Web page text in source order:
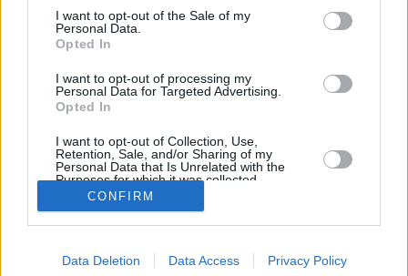
I want to opt-out of the Sale of my
Personal Data.
Opted In
I want to opt-out of processing my
Personal Data for Targeted Advertising.
Opted In
I want to opt-out of Collection, Use,
Retention, Sale, and/or Sharing of my
Personal Data that Is Unrelated with the
Purposes for which it was collected.
Opted InCONFIRM
Data Deletion Data Access Privacy Policy
tavallisina päivinä on minäkin vuonna liikkunut.
Hetkellisesti Saarenmaalla on silti koettu tätäkin
Esimerkiksi vuoden 2010 marraskuussa lämpötila käväisi
alimmillaan -12 asteessa ja toisaalta vuonna 2008
marraskuussa hätyyteltiin eräänä poikkeuksellisen
lämpimänä päivänä +13 asteen lukemia.
Entä muut kuukaudet? Miten lämmintä Saarenmaalla on
ollut...